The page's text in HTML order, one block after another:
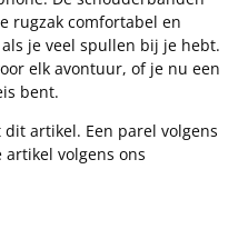
rugzak comfortabel en
je veel spullen bij je hebt.
elk avontuur, of je nu een
bent.
artikel. Een parel volgens
artikel volgens ons